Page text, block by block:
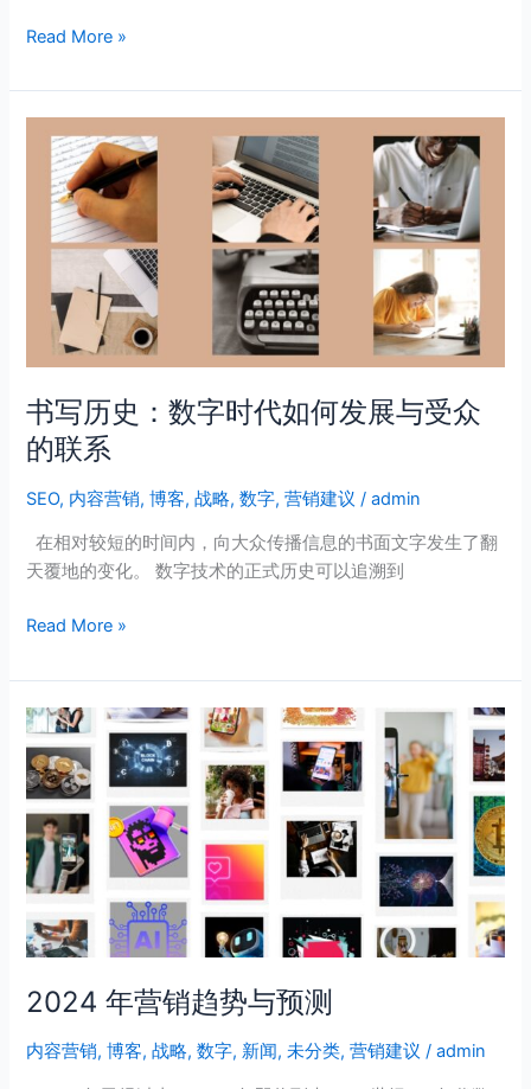
您
求
Read More »
书写历史：数字时代如何发展与受众
的联系
SEO, 内容营销,博客,战略,数字,营销建议 /admin
在相对较短的时间内，向大众传播信息的书面文字发生了翻
天覆地的变化。 数字技术的正式历史可以追溯到
史：
发
展
受
的
联
系
Read More »
2024 年营销趋势与预测
内容营销,博客,战略,数字, 新闻,未分类,营销建议 /admin
2024
年
营
销
趋
势
与
预
测